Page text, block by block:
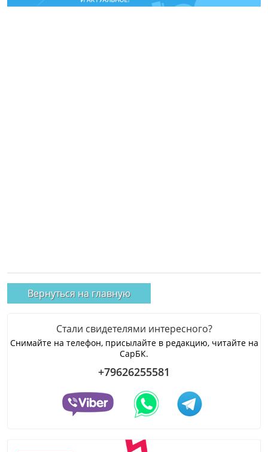
Вернуться на главную
Стали свидетелями интересного?
Снимайте на телефон, присылайте в редакцию, читайте на
СарБК.
+79626255581